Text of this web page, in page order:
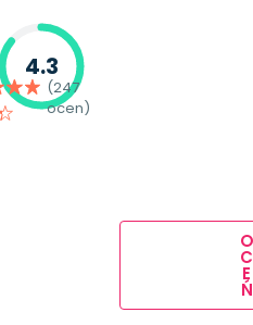
4.3
(247
ocen)
O
C
E
Ń